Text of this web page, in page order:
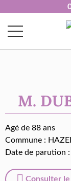
M.
Agé de 88 ans
Commune :
Date de parution
Consulter